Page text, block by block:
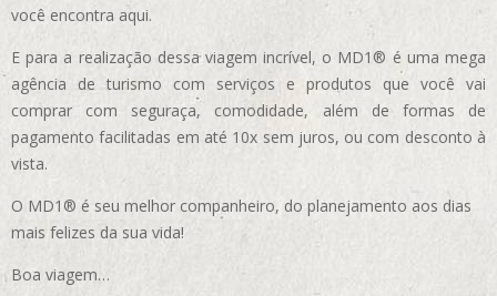
você encontra aqui.
E para a realização dessa viagem incrível, o MD1® é uma mega
agência de turismo com serviços e produtos que você vai
comprar com seguraça, comodidade, além de formas de
pagamento facilitadas em até 10x sem juros, ou com desconto à
vista.
O MD1® é seu melhor companheiro, do planejamento aos dias
mais felizes da sua vida!
Boa viagem…